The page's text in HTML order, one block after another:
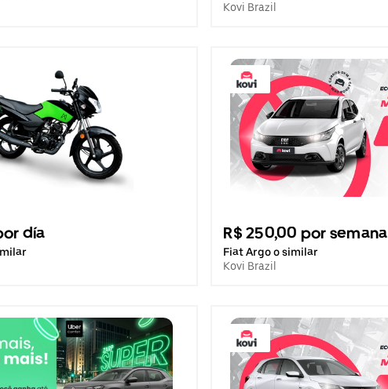
Kovi Brazil
día R$ 250,00 por semana
Fiat Argo o similar
Kovi Brazil